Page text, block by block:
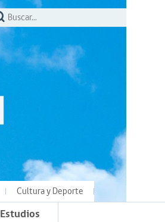
Cultura y Deporte
Estudios